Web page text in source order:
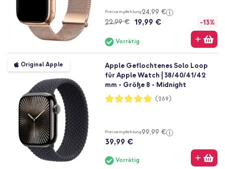
Preisempfehlung24,99 €
22,99 € 19,99 € -13%
Vorrätig
Original Apple
Apple Geflochtenes Solo Loop
für Apple Watch | 38/40/41/42
mm - Größe 8 - Midnight
Bewertung:
98%
(269)
Preisempfehlung99,99 €
39,99 €
Vorrätig